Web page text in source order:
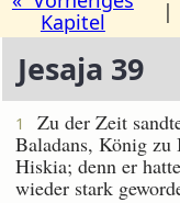
Kapitel
|
Jesaja 39
1
Zu der Zeit
Baladans, König zu
Hiskia; denn er
wieder stark